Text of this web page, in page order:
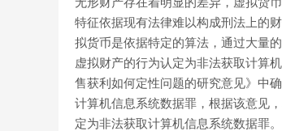
特征依据现有法律难以构成刑法上的
拟货币是依据特定的算法，通过大量
虚拟财产的行为认定为非法获取计算
售获利如何定性问题的研究意见》中
计算机信息系统数据罪，根据该意见
定为非法获取计算机信息系统数据罪